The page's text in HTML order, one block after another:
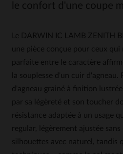
le confort d'une coupe
Le DARWIN IC LAMB ZENITH
une pièce conçue pour ceux
parfaite entre le caractère
la souplesse d'un cuir d'agneau.
d'agneau grainé à finition
par sa légèreté et son toucher
résistance adaptée à un usage
regular, légèrement ajustée
silhouettes avec naturel, tandis